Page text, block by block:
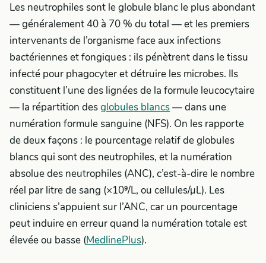
Les neutrophiles sont le globule blanc le plus abondant
— généralement 40 à 70 % du total — et les premiers
intervenants de l’organisme face aux infections
bactériennes et fongiques : ils pénètrent dans le tissu
infecté pour phagocyter et détruire les microbes. Ils
constituent l’une des lignées de la formule leucocytaire
— la répartition desglobules blancs— dans une
numération formule sanguine (NFS). On les rapporte
de deux façons : le pourcentage relatif de globules
blancs qui sont des neutrophiles, et la numération
absolue des neutrophiles (ANC), c’est-à-dire le nombre
réel par litre de sang (×10⁹/L, ou cellules/µL). Les
cliniciens s’appuient sur l’ANC, car un pourcentage
peut induire en erreur quand la numération totale est
élevée ou basse (MedlinePlus).